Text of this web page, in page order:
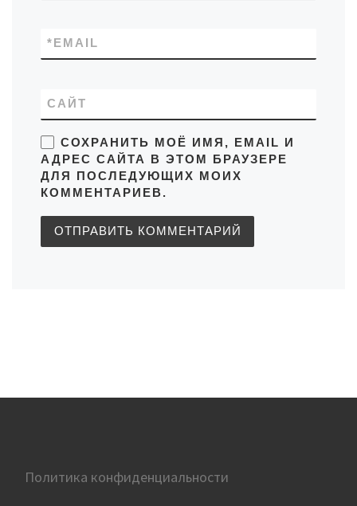
EMAIL
*
САЙТ
СОХРАНИТЬ МОЁ ИМЯ, EMAIL И
АДРЕС САЙТА В ЭТОМ БРАУЗЕРЕ
ДЛЯ ПОСЛЕДУЮЩИХ МОИХ
КОММЕНТАРИЕВ.
Политика конфиденциальности